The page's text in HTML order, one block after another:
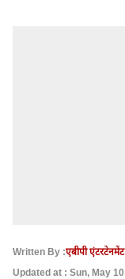
Written By :एबीपी
Updated at : Sun, May